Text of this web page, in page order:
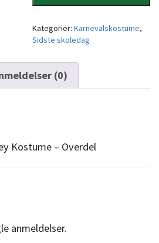
Kategorier:Karnevalskostume,
Sidste skoledag
(0)
Kostume – Overdel
anmeldelser.